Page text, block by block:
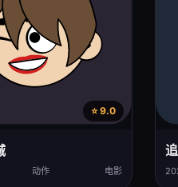
⭐ 9.0
动作 电影